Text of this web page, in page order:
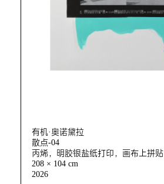
有机·奥诺黛拉
散点-04
丙烯，明胶银盐纸打印，画布上拼贴
208 × 104 cm
2026